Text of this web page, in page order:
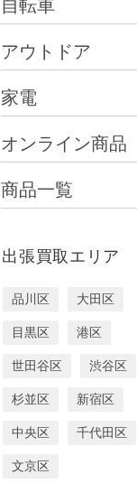
自転車
アウトドア
家電
オンライン商品
商品一覧
出張買取エリア
品川区 大田区
目黒区 港区
世田谷区 渋谷区
杉並区 新宿区
中央区 千代田区
文京区